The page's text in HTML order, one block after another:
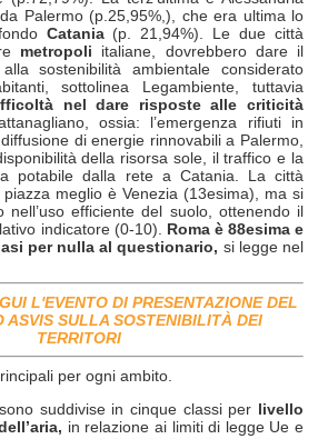
Palermo (p.25,95%,), che era ultima lo
Catania(p. 21,94%). Le due città
metropoli italiane, dovrebbero dare il
sostenibilità ambientale considerato
sottolinea Legambiente, tuttavia
nel dare risposte alle criticità
ossia: l’emergenza rifiuti in
di energie rinnovabili a Palermo,
della risorsa sole, il traffico e la
potabile dalla rete a Catania. La città
meglio è Venezia (13esima), ma si
nell’uso efficiente del suolo, ottenendo il
indicatore (0-10). Roma è 88esima e
per nulla al questionario, si legge nel
L'EVENTO DI PRESENTAZIONE DEL
ASVIS SULLA SOSTENIBILITÀ DEI
TERRITORI
per ogni ambito.
suddivise in cinque classi per livello
in relazione ai limiti di legge Ue e